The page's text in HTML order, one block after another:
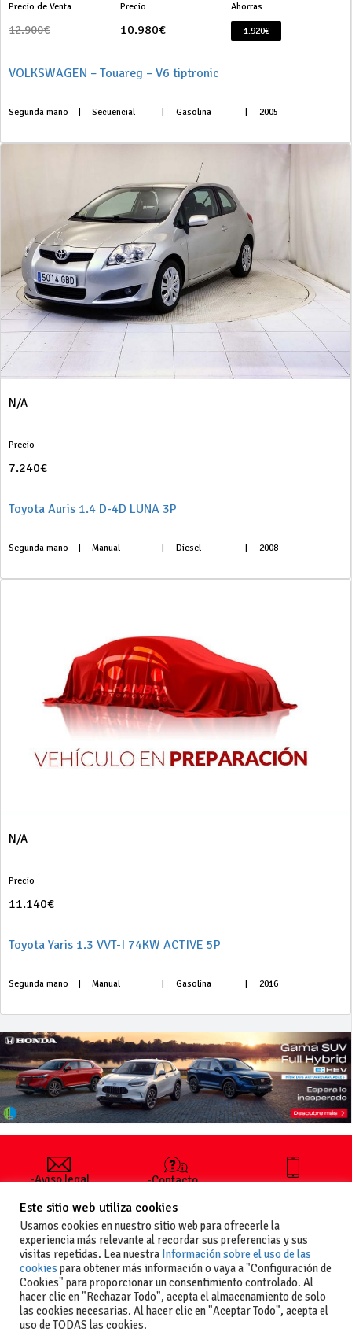
Precio de Venta
12.900€
Precio
10.980€
Ahorras
1.920€
VOLKSWAGEN – Touareg – V6 tiptronic
Segunda mano Secuencial Gasolina 2005
N/A
Precio
7.240€
Toyota Auris 1.4 D-4D LUNA 3P
Segunda mano Manual Diesel 2008
N/A
Precio
11.140€
Toyota Yaris 1.3 VVT-I 74KW ACTIVE 5P
Segunda mano Manual Gasolina 2016
-Aviso legal
generales
de uso
-Política de
privacidad
-Política de
cookies
-Contacto
publicar un
anuncio
-Vende+
+34 627 35
Este sitio web utiliza cookies
Usamos cookies en nuestro sitio web para ofrecerle la
experiencia más relevante al recordar sus preferencias y sus
visitas repetidas. Lea nuestra Información sobre el uso de las
cookies para obtener más información o vaya a "Configuración de
Cookies" para proporcionar un consentimiento controlado. Al
hacer clic en "Rechazar Todo", acepta el almacenamiento de solo
las cookies necesarias. Al hacer clic en "Aceptar Todo", acepta el
uso de TODAS las cookies.